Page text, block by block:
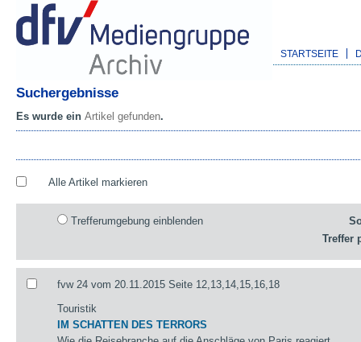
STARTSEITE
Suchergebnisse
Es wurde ein Artikel gefunden.
Alle Artikel markieren
Trefferumgebung einblenden
Treffer
fvw 24 vom 20.11.2015 Seite 12,13,14,15,16,18
Touristik
IM SCHATTEN DES TERRORS